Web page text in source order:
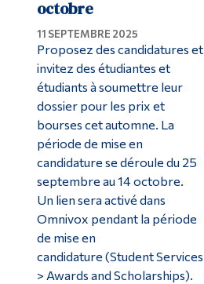
octobre
11 SEPTEMBRE 2025
Proposez des candidatures et
invitez des étudiantes et
étudiants à soumettre leur
dossier pour les prix et
bourses cet automne. La
période de mise en
candidature se déroule du 25
septembre au 14 octobre.
Un lien sera activé dans
Omnivox pendant la période
de mise en
candidature (Student Services
> Awards and Scholarships).